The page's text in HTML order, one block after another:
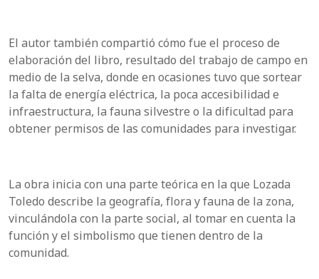
El autor también compartió cómo fue el proceso de
elaboración del libro, resultado del trabajo de campo en
medio de la selva, donde en ocasiones tuvo que sortear
la falta de energía eléctrica, la poca accesibilidad e
infraestructura, la fauna silvestre o la dificultad para
obtener permisos de las comunidades para investigar.
La obra inicia con una parte teórica en la que Lozada
Toledo describe la geografía, flora y fauna de la zona,
vinculándola con la parte social, al tomar en cuenta la
función y el simbolismo que tienen dentro de la
comunidad.